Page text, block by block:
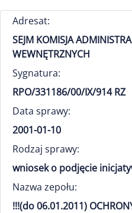
Adresat:
SEJM KOMISJA
WEWNĘTRZNYCH
Sygnatura:
RPO/331186/00/IX/914 RZ
Data sprawy:
2001-01-10
Rodzaj sprawy:
wniosek o podjęcie
Nazwa zepołu:
!!!(do 06.01.2011)